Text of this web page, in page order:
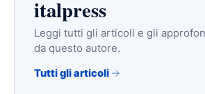
italpress
Leggi tutti gli articoli e gli
da questo autore.
Tutti gli articoli